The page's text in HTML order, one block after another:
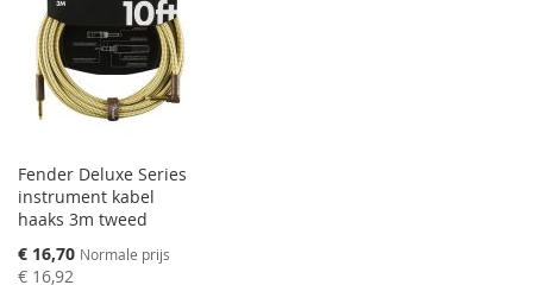
Fender Deluxe Series
instrument kabel
haaks 3m tweed
Speciale
prijs
€ 16,70 Normale prijs
€ 16,92